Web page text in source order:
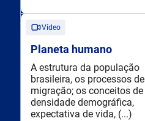
Vídeo
Planeta humano
A estrutura da população
brasileira, os processos de
migração; os conceitos de
densidade demográfica,
expectativa de vida, (...)